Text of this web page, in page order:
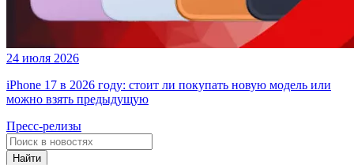
24 июля 2026
iPhone 17 в 2026 году: стоит ли покупать новую модель или
можно взять предыдущую
Пресс-релизы
Найти